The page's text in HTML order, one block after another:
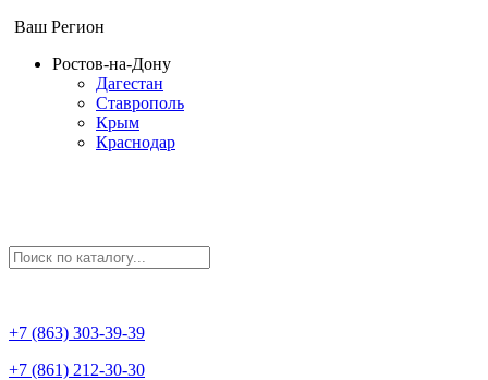
Ваш Регион
Ростов-на-Дону
Дагестан
Ставрополь
Крым
Краснодар
+7 (863) 303-39-39
+7 (861) 212-30-30